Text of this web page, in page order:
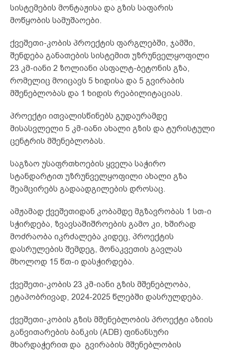
სისტემების მონტაჟისა და გზის საფარის
მოწყობის სამუშაოები.
ქვეშეთი-კობის პროექტის ფარგლებში, ჯამში,
შენდება განათების სისტემით უზრუნველყოფილი
23 კმ-იანი 2 ზოლიანი ასფალტ-ბეტონის გზა,
რომელიც მოიცავს 5 ხიდისა და 5 გვირაბის
მშენებლობას და 1 ხიდის რეაბილიტაციას.
პროექტი ითვალისწინებს გუდაურამდე
მისასვლელი 5 კმ-იანი ახალი გზის და ტურისტული
ცენტრის მშენებლობას.
საგზაო უსაფრთხოების ყველა საჭირო
სტანდარტით უზრუნველყოფილი ახალი გზა
შეამცირებს გადაადგილების დროსაც.
ამჟამად ქვეშეთიდან კობამდე მგზავრობას 1 სთ-ი
სჭირდება, ზვავსაშიშროების გამო კი, ხშირად
მოძრაობა იკრძალება კიდეც, პროექტის
დასრულების შემდეგ, მონაკვეთის გავლას
მხოლოდ 15 წთ-ი დასჭირდება.
ქვეშეთი-კობის 23 კმ-იანი გზის მშენებლობა,
ეტაპობრივად, 2024-2025 წლებში დასრულდება.
ქვეშეთი-კობის გზის მშენებლობის პროექტი აზიის
განვითარების ბანკის (ADB) ფინანსური
მხარდაჭერით და გვირაბის მშენებლობის